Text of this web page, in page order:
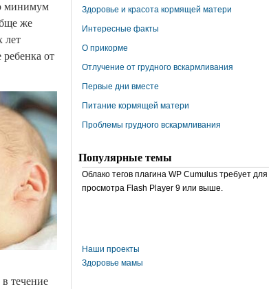
минимум
же
лет
от
течение
Здоровье и красота кормящей матери
Интересные факты
О прикорме
Отлучение от грудного вскармливания
Первые дни вместе
Питание кормящей матери
Проблемы грудного вскармливания
Популярные темы
Облако тегов плагина WP Cumulus требует для
просмотра Flash Player 9 или выше.
Наши проекты
Здоровье мамы